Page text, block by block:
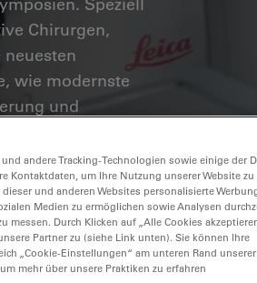
Chirurgen,
wie modernste
und
und
andere Tracking-Technologien sowie einige der
Kontaktdaten, um Ihre Nutzung unserer Website zu
und anderen Websites personalisierte
Medien zu ermöglichen sowie Analysen
messen. Durch Klicken auf „Alle Cookies
Partner zu (siehe Link unten). Sie können Ihre
„Cookie-Einstellungen“ am unteren Rand
mehr über unsere Praktiken zu erfahren